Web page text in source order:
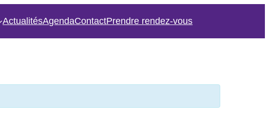
ActualitésAgendaContactPrendre rendez-vous